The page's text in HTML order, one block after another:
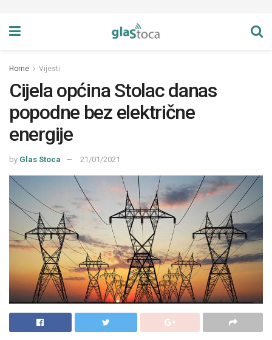
Home Vijesti
Cijela općina Stolac danas
popodne bez električne
energije
by Glas Stoca 21/01/2021